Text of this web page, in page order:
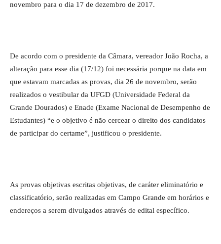
novembro para o dia 17 de dezembro de 2017.
De acordo com o presidente da Câmara, vereador João Rocha, a
alteração para esse dia (17/12) foi necessária porque na data em
que estavam marcadas as provas, dia 26 de novembro, serão
realizados o vestibular da UFGD (Universidade Federal da
Grande Dourados) e Enade (Exame Nacional de Desempenho de
Estudantes) “e o objetivo é não cercear o direito dos candidatos
de participar do certame”, justificou o presidente.
As provas objetivas escritas objetivas, de caráter eliminatório e
classificatório, serão realizadas em Campo Grande em horários e
endereços a serem divulgados através de edital específico.